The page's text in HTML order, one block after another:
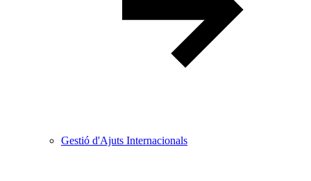
Gestió d'Ajuts Internacionals